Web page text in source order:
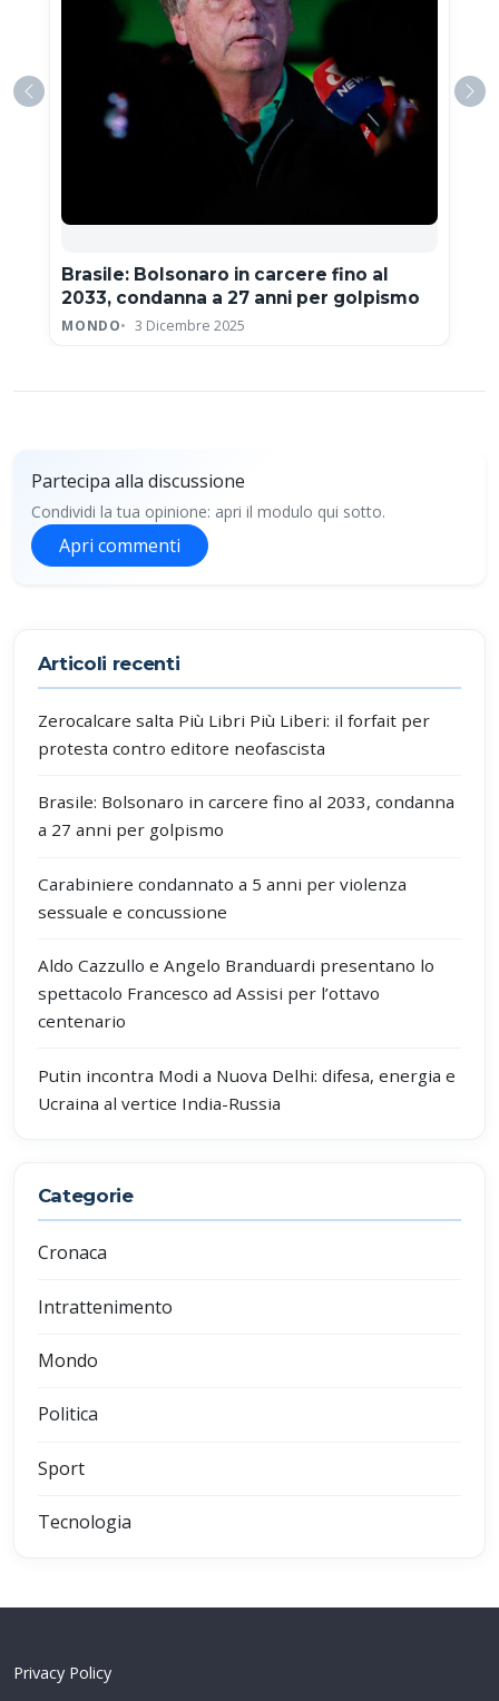
Brasile: Bolsonaro in carcere fino al
2033, condanna a 27 anni per golpismo
MONDO 3 Dicembre 2025
Partecipa alla discussione
Condividi la tua opinione: apri il modulo qui sotto.
Apri commenti
Articoli recenti
Zerocalcare salta Più Libri Più Liberi: il forfait per
protesta contro editore neofascista
Brasile: Bolsonaro in carcere fino al 2033, condanna
a 27 anni per golpismo
Carabiniere condannato a 5 anni per violenza
sessuale e concussione
Aldo Cazzullo e Angelo Branduardi presentano lo
spettacolo Francesco ad Assisi per l’ottavo
centenario
Putin incontra Modi a Nuova Delhi: difesa, energia e
Ucraina al vertice India-Russia
Categorie
Cronaca
Intrattenimento
Mondo
Politica
Sport
Tecnologia
Privacy Policy